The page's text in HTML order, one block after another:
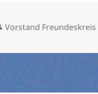
Autor
Vorstand Freundeskreis